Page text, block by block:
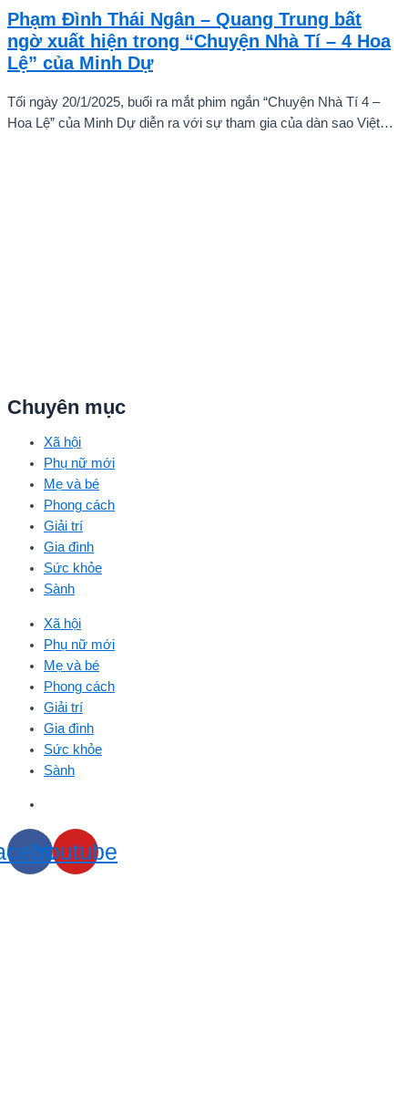
Phạm Đình Thái Ngân – Quang Trung bất
ngờ xuất hiện trong “Chuyện Nhà Tí – 4 Hoa
Lệ” của Minh Dự
Tối ngày 20/1/2025, buổi ra mắt phim ngắn “Chuyện Nhà Tí 4 –
Hoa Lệ” của Minh Dự diễn ra với sự tham gia của dàn sao Việt
Chuyên mục
Xã hội
Phụ nữ mới
Mẹ và bé
Phong cách
Giải trí
Gia đình
Sức khỏe
Sành
Xã hội
Phụ nữ mới
Mẹ và bé
Phong cách
Giải trí
Gia đình
Sức khỏe
Sành
Youtube